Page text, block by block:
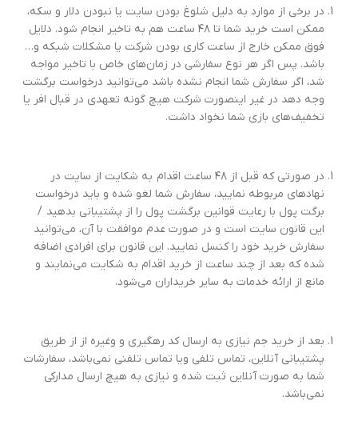
در برخی از موارد به دلیل شلوغ بودن سایت یا نبودن دلار و سکه،
ممکن است خرید شما تا ۴۸ ساعت هم به تاخیر انجام شود. دلایل
فوق ممکن خارج از ساعت کاری بودن شرکت یا مشکلات شبکه و…
باشد. پس اگر هر نوع سفارشی در زمان‌های خاص با تاخیر مواجه
شد، اگر سفارش شما انجام نشده باشد می‌توانید درخواست برگشت
وجه دهد در غیر اینصورت شرکت هیچ گونه تعهدی در قبال افر یا
تخفیف‌های بازی شما نخواد داشت.
در صورتی که قبل از ۴۸ ساعت اقدام به شکایت از سایت در
نهاد‌های مربوطه نمایید، سفارش شما لغو شده و باید درخواست
برگت پول با رعایت قوانین برگشت پول را از پشتیبانی بدهید /
این قانون سایت است و در صورت عدم موافقت با آن، می‌توانید
سفارش خرید خود را کنسل نمایید. این قانون برای افرادی اضافه
شده که بعد از چند ساعت از خرید اقدام به شکایت می‌نمایند و
مانع از ارائه خدمات به سایر خریداران می‌شود.
بعد از خرید جم نیازی به ارسال کد رهگیری و وغیره از از طریق
پشتیبانی آنلاین، تماس تلفی ویا تماس تلفنی نمی‌باشد، سفارشات
شما به صورت آنلاین ثبت شده و نیازی به هیچ ارسال مدارکی
نمی‌باشد.